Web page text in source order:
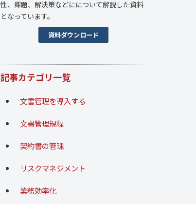
性、課題、解決策などにについて解説した資料
となっています。
資料ダウンロード
記事カテゴリ一覧
文書管理を導入する
文書管理規程
契約書の管理
リスクマネジメント
業務効率化